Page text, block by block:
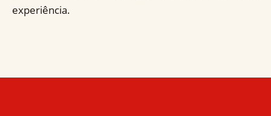
experiência.